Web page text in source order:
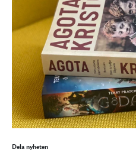
Dela nyheten